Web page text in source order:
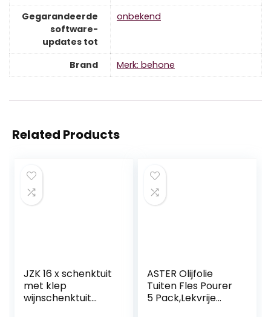
Gegarandeerde
software-
updates tot
‎onbekend
Brand Merk: behone
Related Products
JZK 16 x schenktuit
met klep
wijnschenktuit
ASTER Olijfolie
Tuiten Fles Pourer
5 Pack,Lekvrije